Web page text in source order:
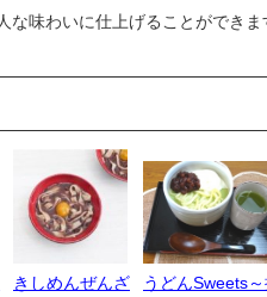
な味わいに仕上げることができま
きしめんぜんざ
うどんSweets